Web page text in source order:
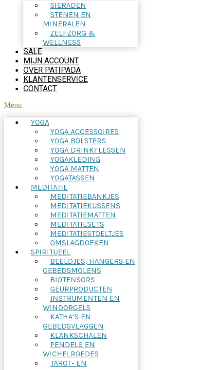
SIERADEN
STENEN EN
MINERALEN
ZELFZORG &
WELLNESS
SALE
MIJN ACCOUNT
OVER PATIPADA
KLANTENSERVICE
CONTACT
Menu
YOGA
YOGA ACCESSOIRES
YOGA BOLSTERS
YOGA DRINKFLESSEN
YOGAKLEDING
YOGA MATTEN
YOGATASSEN
MEDITATIE
MEDITATIEBANKJES
MEDITATIEKUSSENS
MEDITATIEMATTEN
MEDITATIESETS
MEDITATIESTOELTJES
OMSLAGDOEKEN
SPIRITUEEL
BEELDJES, HANGERS EN
GEBEDSMOLENS
BIOTENSORS
GEURPRODUCTEN
INSTRUMENTEN EN
WINDORGELS
KATHA’S EN
GEBEDSVLAGGEN
KLANKSCHALEN
PENDELS EN
WICHELROEDES
TAROT- EN